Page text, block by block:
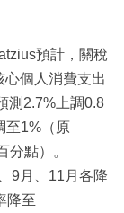
預計，關稅
個人消費支出
測2.7%上調0.8
至1%（原
分點）。
9月、11月各降
降至